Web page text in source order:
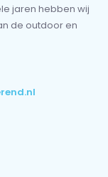
jaren hebben wij
de outdoor en